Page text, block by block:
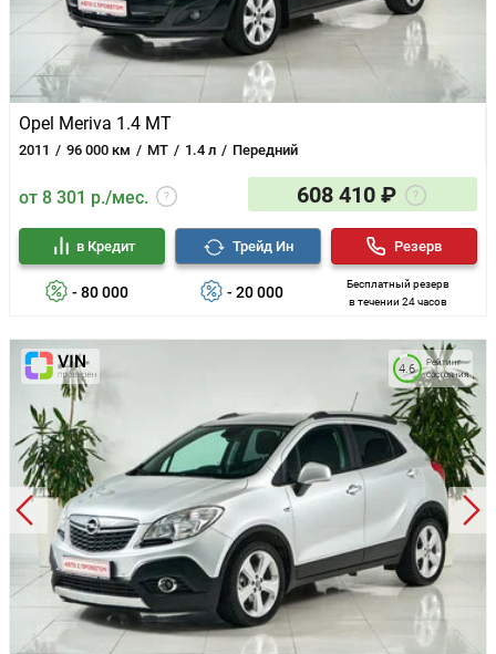
Opel Meriva 1.4 MT
2011 96 000 км MT 1.4 л Передний
от 8 301 р./мес. 608 410 ₽
- 80 000
в Кредит
- 20 000
Трейд Ин
Бесплатный резерв
в течении 24 часов
Резерв
Рейтинг
состояния
4.6